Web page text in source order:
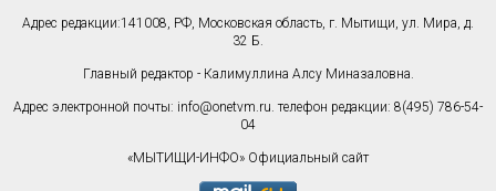
Адрес редакции:141008, РФ, Московская область, г. Мытищи, ул. Мира, д.
32 Б.
Главный редактор - Калимуллина Алсу Миназаловна.
Адрес электронной почты: info@onetvm.ru. телефон редакции: 8(495) 786-54-
04
«МЫТИЩИ-ИНФО» Официальный сайт